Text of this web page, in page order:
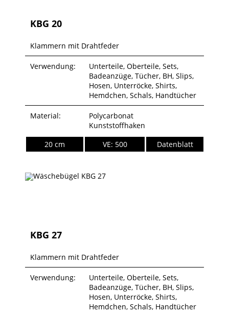
KBG 20
Klammern mit Drahtfeder
Verwendung:
Unterteile, Oberteile, Sets,
Badeanzüge, Tücher, BH, Slips,
Hosen, Unterröcke, Shirts,
Hemdchen, Schals, Handtücher
Material:
Polycarbonat
Kunststoffhaken
20 cm
VE: 500 Datenblatt
KBG 27
Klammern mit Drahtfeder
Verwendung:
Unterteile, Oberteile, Sets,
Badeanzüge, Tücher, BH, Slips,
Hosen, Unterröcke, Shirts,
Hemdchen, Schals, Handtücher